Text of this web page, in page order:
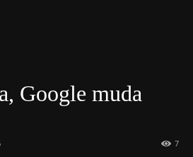
Google muda
7